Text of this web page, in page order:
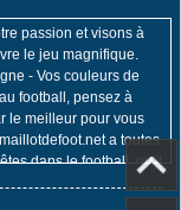
passion et visons à
le jeu magnifique.
- Vos couleurs de
football, pensez à
le meilleur pour vous
a toutes
dans le football, qu'il